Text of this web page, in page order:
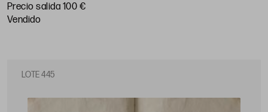
Precio salida 100 €
vendido
LOTE 445